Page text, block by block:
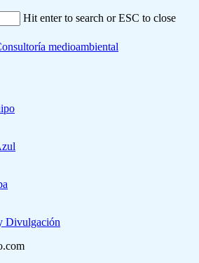
Hit enter to search or ESC to close
Divulgación